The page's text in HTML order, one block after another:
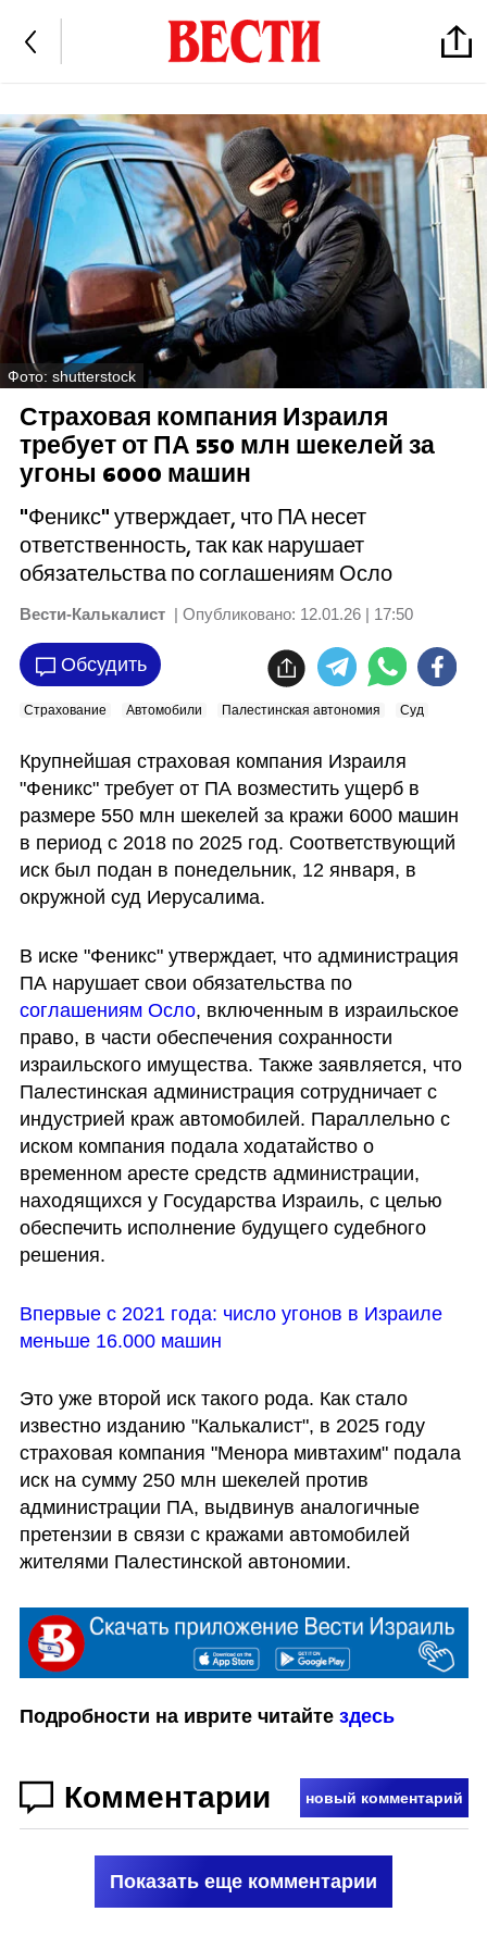
Фото: shutterstock
Страховая компания Израиля
требует от ПА 550 млн шекелей за
угоны 6000 машин
"Феникс" утверждает, что ПА несет
ответственность, так как нарушает
обязательства по соглашениям Осло
Вести-Калькалист | Опубликовано: 12.01.26 | 17:50
Обсудить
Страхование Автомобили Палестинская автономия Суд
Крупнейшая страховая компания Израиля
"Феникс" требует от ПА возместить ущерб в
размере 550 млн шекелей за кражи 6000 машин
в период с 2018 по 2025 год. Соответствующий
иск был подан в понедельник, 12 января, в
окружной суд Иерусалима.
В иске "Феникс" утверждает, что администрация
ПА нарушает свои обязательства по
соглашениям Осло, включенным в израильское
право, в части обеспечения сохранности
израильского имущества. Также заявляется, что
Палестинская администрация сотрудничает с
индустрией краж автомобилей. Параллельно с
иском компания подала ходатайство о
временном аресте средств администрации,
находящихся у Государства Израиль, с целью
обеспечить исполнение будущего судебного
решения.
Впервые с 2021 года: число угонов в Израиле
меньше 16.000 машин
Это уже второй иск такого рода. Как стало
известно изданию "Калькалист", в 2025 году
страховая компания "Менора мивтахим" подала
иск на сумму 250 млн шекелей против
администрации ПА, выдвинув аналогичные
претензии в связи с кражами автомобилей
жителями Палестинской автономии.
Подробности на иврите читайте здесь
Комментарии новый комментарий
Показать еще комментарии